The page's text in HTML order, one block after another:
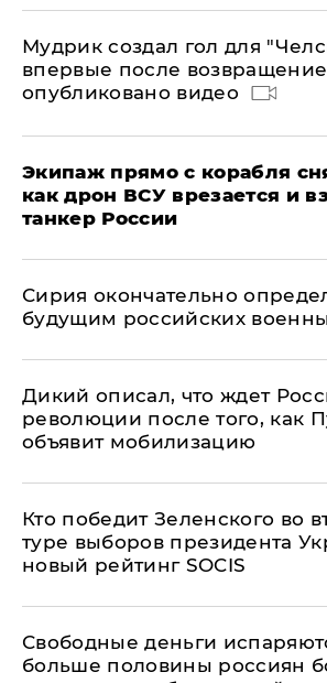
Мудрик создал гол для
впервые после
опубликовано видео
Экипаж прямо с корабля
как дрон ВСУ врезается и
танкер России
Сирия окончательно
будущим российских
Дикий описал, что ждет
революции после того, как
объявит мобилизацию
Кто победит Зеленского во
туре выборов президента
новый рейтинг SOCIS
Свободные деньги
больше половины россиян